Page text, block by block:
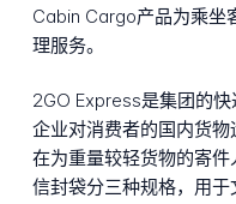
Cabin Cargo产品为乘坐
理服务。
2GO Express是集团的
企业对消费者的国内货
在为重量较轻货物的寄
信封袋分三种规格，用